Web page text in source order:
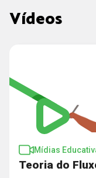
Vídeos
Mídias
Teoria do